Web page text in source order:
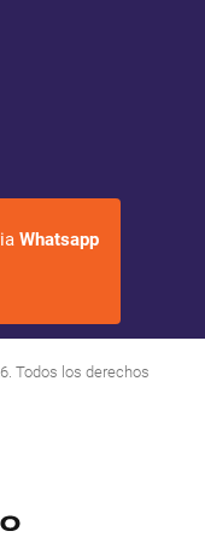
Whatsapp
Todos los derechos